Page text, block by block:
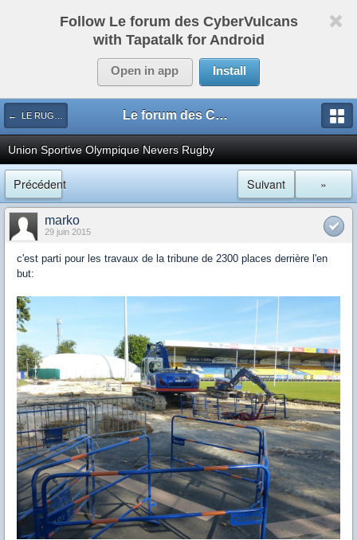
Follow Le forum des CyberVulcans
with Tapatalk for Android
Open in app Install
← LE RUGBY DE CHEZ NOUS Le forum des CyberVulcans
Union Sportive Olympique Nevers Rugby
Précédent »
Suivant
marko
29 juin 2015
c'est parti pour les travaux de la tribune de 2300 places derrière l'en
but: